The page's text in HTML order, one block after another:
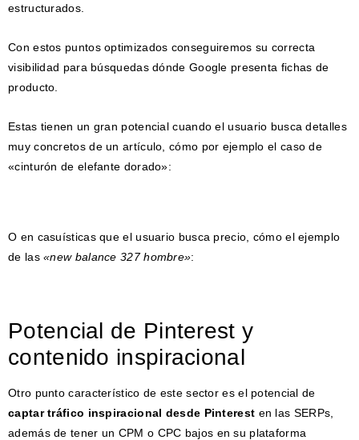
estructurados.
Con estos puntos optimizados conseguiremos su correcta
visibilidad para búsquedas dónde Google presenta fichas de
producto.
Estas tienen un gran potencial cuando el usuario busca detalles
muy concretos de un artículo, cómo por ejemplo el caso de
«cinturón de elefante dorado»:
O en casuísticas que el usuario busca precio, cómo el ejemplo
de las«new balance 327 hombre»:
Potencial de Pinterest y
contenido inspiracional
Otro punto característico de este sector es el potencial de
captar tráfico inspiracional desde Pinterest en las SERPs,
además de tener un CPM o CPC bajos en su plataforma